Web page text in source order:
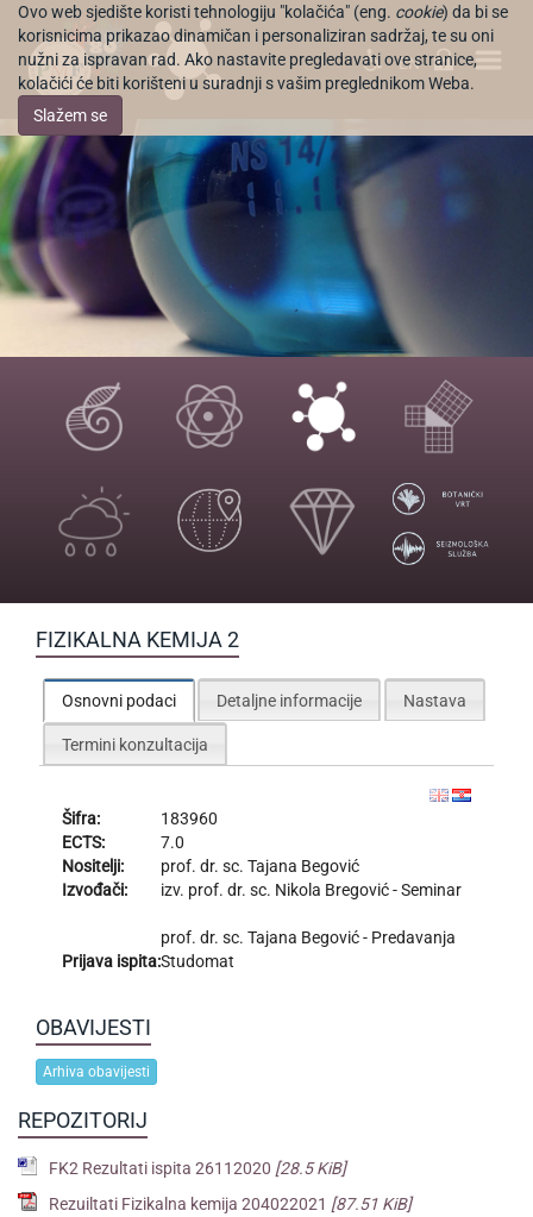
Ovo web sjedište koristi tehnologiju "kolačića" (eng. cookie) da bi se
korisnicima prikazao dinamičan i personaliziran sadržaj, te su oni
nužni za ispravan rad. Ako nastavite pregledavati ove stranice,
kolačići će biti korišteni u suradnji s vašim preglednikom Weba.
Slažem se
EN
FIZIKALNA KEMIJA 2
Osnovni podaci Detaljne informacije Nastava
Termini konzultacija
Šifra:
183960
ECTS:
7.0
Nositelji:
prof. dr. sc.Tajana Begović
Izvođači:
izv. prof. dr. sc. Nikola Bregović- Seminar
prof. dr. sc.Tajana Begović- Predavanja
Prijava ispita:Studomat
OBAVIJESTI
Arhiva obavijesti
REPOZITORIJ
FK2 Rezultati ispita 26112020 [28.5 KiB]
Rezuiltati Fizikalna kemija 204022021 [87.51 KiB]